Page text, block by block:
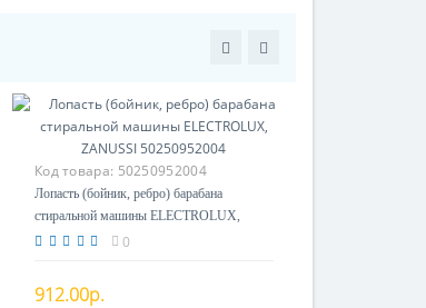
Код товара: 50250952004
Лопасть (бойник, ребро) барабана
стиральной машины ELECTROLUX,
ZANUSSI 50250952004
0
912.00р.